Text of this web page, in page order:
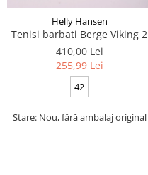
Helly Hansen
Tenisi barbati Berge Viking 2
410,00 Lei
255,99 Lei
42
Stare: Nou, fără ambalaj original